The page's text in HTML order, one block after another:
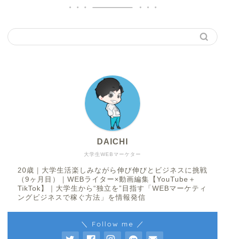
大学生WEBマーケター
DAICHI
20歳｜大学生活楽しみながら伸び伸びとビジネスに挑戦
（9ヶ月目）｜WEBライター×動画編集【YouTube＋
TikTok】｜大学生から“独立を”目指す「WEBマーケティ
ングビジネスで稼ぐ方法」を情報発信
＼ Follow me ／